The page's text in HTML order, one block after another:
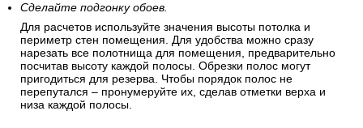
Сделайте подгонку обоев.
Для расчетов используйте значения высоты потолка и
периметр стен помещения. Для удобства можно сразу
нарезать все полотнища для помещения, предварительно
посчитав высоту каждой полосы. Обрезки полос могут
пригодиться для резерва. Чтобы порядок полос не
перепутался – пронумеруйте их, сделав отметки верха и
низа каждой полосы.